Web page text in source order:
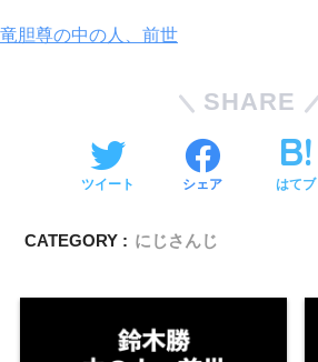
竜胆尊の中の人、前世
SHARE
ツイート シェア はてブ
CATEGORY : にじさんじ